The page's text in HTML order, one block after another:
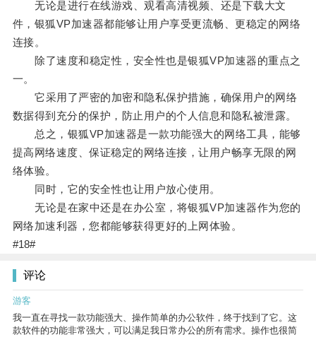
无论是进行在线游戏、观看高清视频、还是下载大文
件，银狐VP加速器都能够让用户享受更流畅、更稳定的网络
连接。
除了速度和稳定性，安全性也是银狐VP加速器的重点之
一。
它采用了严密的加密和隐私保护措施，确保用户的网络
数据得到充分的保护，防止用户的个人信息和隐私被泄露。
总之，银狐VP加速器是一款功能强大的网络工具，能够
提高网络速度、保证稳定的网络连接，让用户畅享无限的网
络体验。
同时，它的安全性也让用户放心使用。
无论是在家中还是在办公室，将银狐VP加速器作为您的
网络加速利器，您都能够获得更好的上网体验。
#18#
评论
游客
我一直在寻找一款功能强大、操作简单的办公软件，终于找到了它。这
款软件的功能非常强大，可以满足我日常办公的所有需求。操作也很简